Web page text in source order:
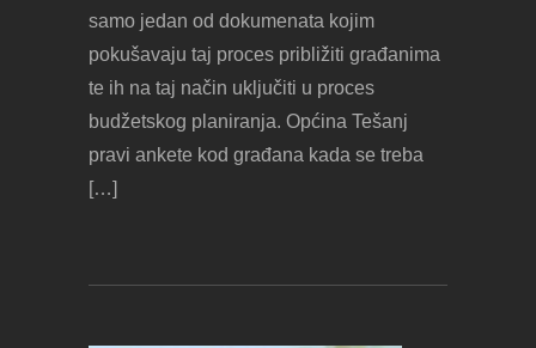
samo jedan od dokumenata kojim
pokušavaju taj proces približiti građanima
te ih na taj način uključiti u proces
budžetskog planiranja. Općina Tešanj
pravi ankete kod građana kada se treba
[…]